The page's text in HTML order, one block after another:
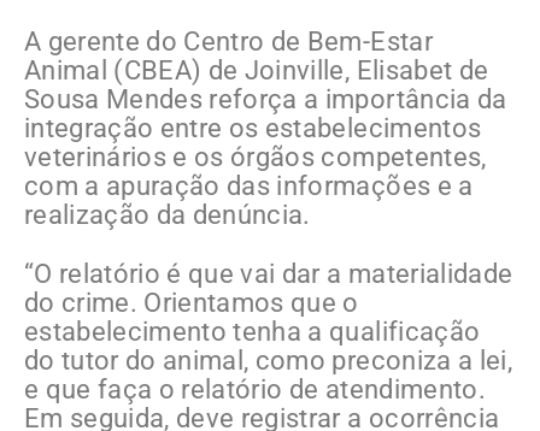
A gerente do Centro de Bem-Estar
Animal (CBEA) de Joinville, Elisabet de
Sousa Mendes reforça a importância da
integração entre os estabelecimentos
veterinários e os órgãos competentes,
com a apuração das informações e a
realização da denúncia.
“O relatório é que vai dar a materialidade
do crime. Orientamos que o
estabelecimento tenha a qualificação
do tutor do animal, como preconiza a lei,
e que faça o relatório de atendimento.
Em seguida, deve registrar a ocorrência